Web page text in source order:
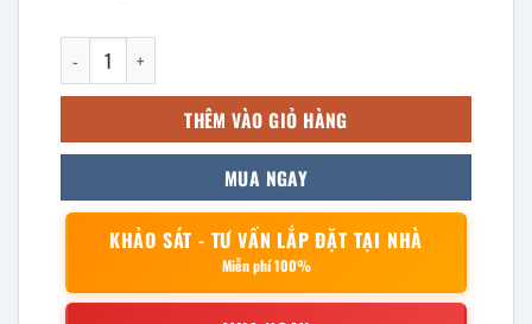
Lan can inox kính cường lực số lượng
THÊM VÀO GIỎ HÀNG
MUA NGAY
KHẢO SÁT - TƯ VẤN LẮP ĐẶT TẠI NHÀ
Miễn phí 100%